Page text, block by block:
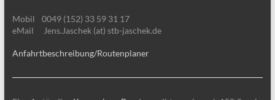
Mobil
0049 (152) 33 59 31 17
eMail
Jens.Jaschek (at) stb-jaschek.de
Anfahrtbeschreibung/Routenplaner